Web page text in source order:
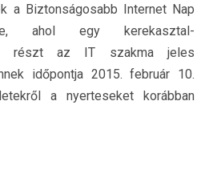
a Biztonságosabb Internet Nap
ahol egy kerekasztal-
részt az IT szakma jeles
időpontja 2015. február 10.
a nyerteseket korábban